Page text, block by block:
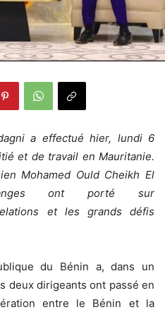
a effectué hier, lundi 6
et de travail en Mauritanie.
Mohamed Ould Cheikh El
ont porté sur
et les grands défis
du Bénin a, dans un
deux dirigeants ont passé en
entre le Bénin et la